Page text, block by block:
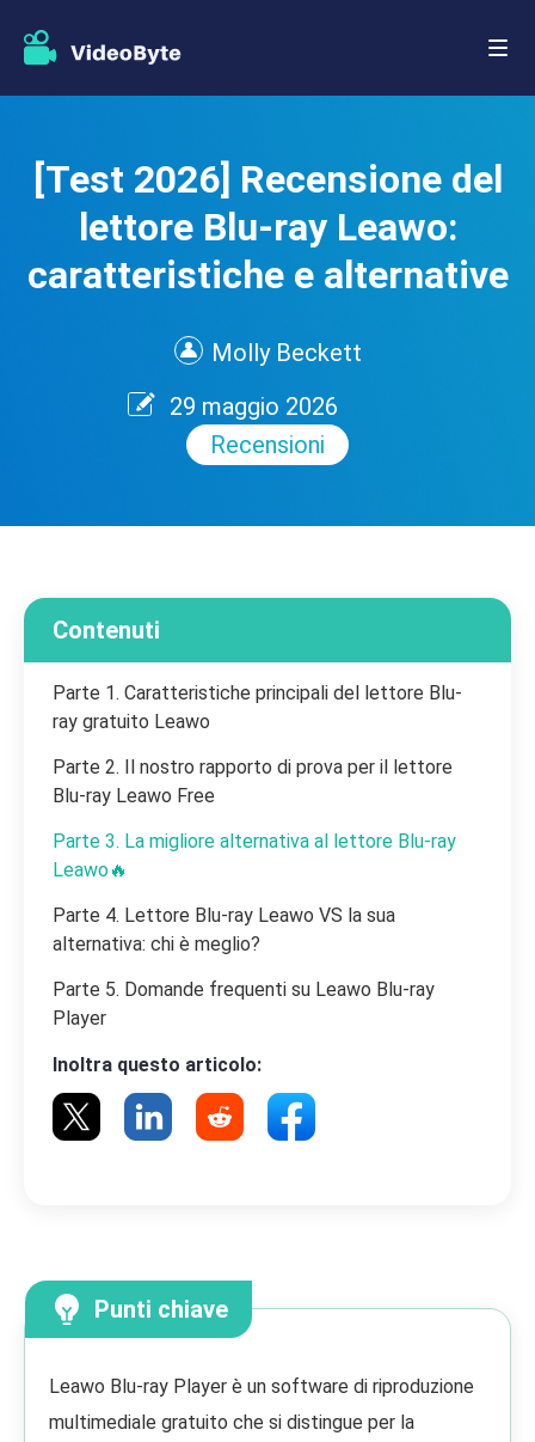
[Test 2026] Recensione del
lettore Blu-ray Leawo:
caratteristiche e alternative
Molly Beckett
29 maggio 2026
Recensioni
Contenuti
Parte 1. Caratteristiche principali del lettore Blu-
ray gratuito Leawo
Parte 2. Il nostro rapporto di prova per il lettore
Blu-ray Leawo Free
Parte 3. La migliore alternativa al lettore Blu-ray
Leawo🔥
Parte 4. Lettore Blu-ray Leawo VS la sua
alternativa: chi è meglio?
Parte 5. Domande frequenti su Leawo Blu-ray
Player
Inoltra questo articolo:
Punti chiave
Leawo Blu-ray Player è un software di riproduzione
multimediale gratuito che si distingue per la